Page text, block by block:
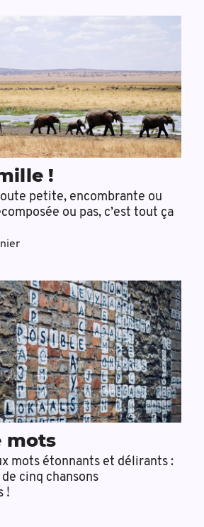
!
petite, encombrante ou
ou pas, c’est tout ça
mots
mots étonnants et délirants :
cinq chansons
!